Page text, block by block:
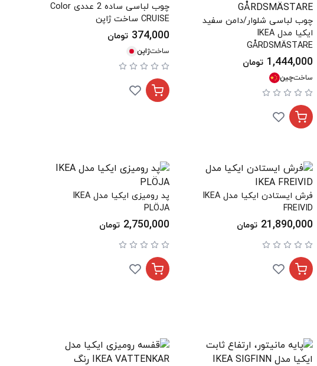
چوب لباسی شلوار/دامن سفید
ایکیا مدل IKEA
GÅRDSMÄSTARE
1,444,000 تومان
ساختچین
چوب لباسی ساده 2 عددی Color
CRUISE ساخت ژاپن
374,000 تومان
ساختژاپن
فرش ایستادن ایکیا مدل IKEA
FREIVID
21,890,000 تومان
پد رومیزی ایکیا مدل IKEA
PLÖJA
2,750,000 تومان